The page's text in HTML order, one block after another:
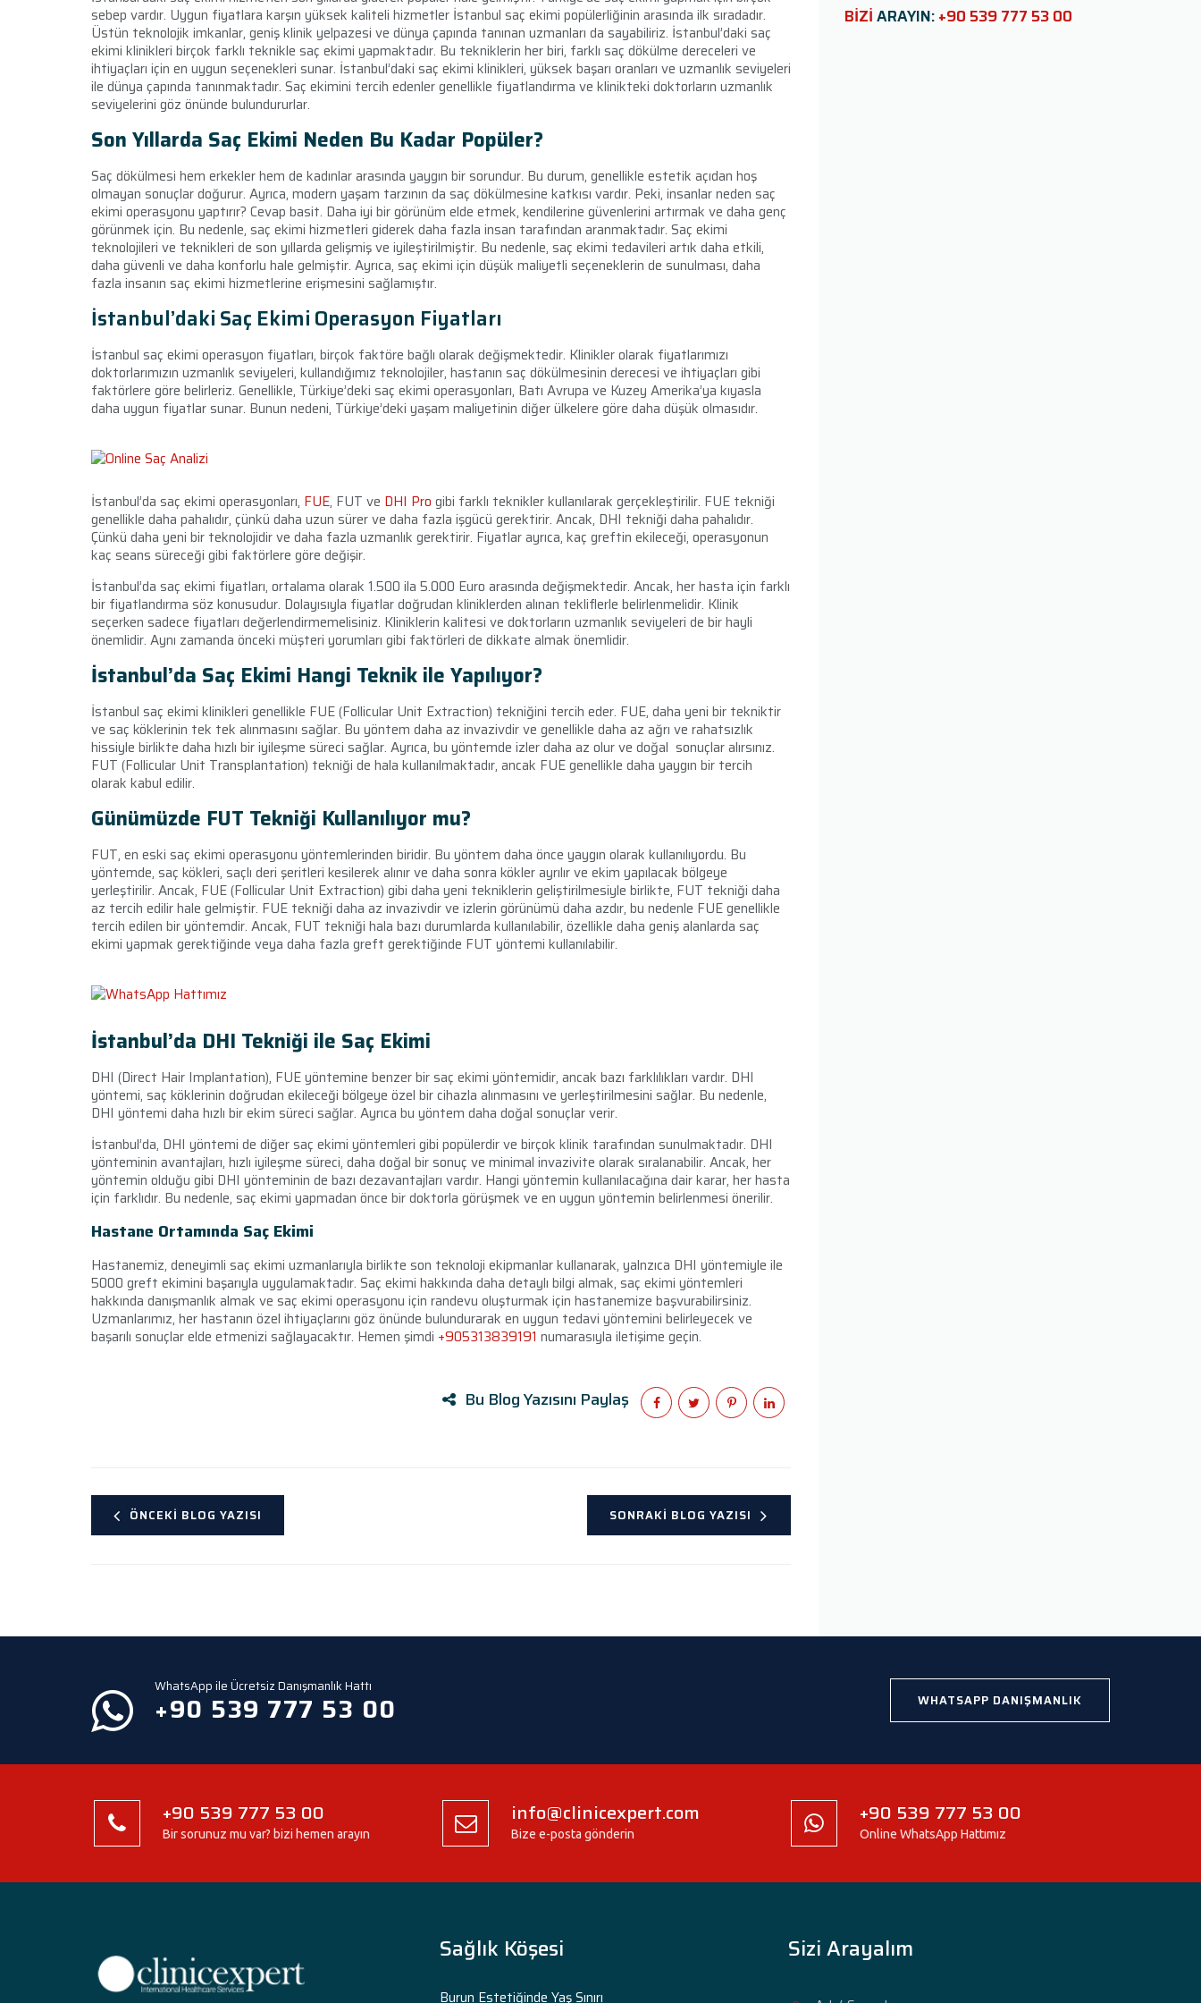
sebep vardır. Uygun fiyatlara karşın yüksek kaliteli hizmetler İstanbul saç ekimi popülerliğinin arasında ilk sıradadır.
Üstün teknolojik imkanlar, geniş klinik yelpazesi ve dünya çapında tanınan uzmanları da sayabiliriz. İstanbul’daki saç
ekimi klinikleri birçok farklı teknikle saç ekimi yapmaktadır. Bu tekniklerin her biri, farklı saç dökülme dereceleri ve
ihtiyaçları için en uygun seçenekleri sunar. İstanbul’daki saç ekimi klinikleri, yüksek başarı oranları ve uzmanlık seviyeleri
ile dünya çapında tanınmaktadır. Saç ekimini tercih edenler genellikle fiyatlandırma ve klinikteki doktorların uzmanlık
seviyelerini göz önünde bulundururlar.
Son Yıllarda Saç Ekimi Neden Bu Kadar Popüler?
Saç dökülmesi hem erkekler hem de kadınlar arasında yaygın bir sorundur. Bu durum, genellikle estetik açıdan hoş
olmayan sonuçlar doğurur. Ayrıca, modern yaşam tarzının da saç dökülmesine katkısı vardır. Peki, insanlar neden saç
ekimi operasyonu yaptırır? Cevap basit. Daha iyi bir görünüm elde etmek, kendilerine güvenlerini artırmak ve daha genç
görünmek için. Bu nedenle, saç ekimi hizmetleri giderek daha fazla insan tarafından aranmaktadır. Saç ekimi
teknolojileri ve teknikleri de son yıllarda gelişmiş ve iyileştirilmiştir. Bu nedenle, saç ekimi tedavileri artık daha etkili,
daha güvenli ve daha konforlu hale gelmiştir. Ayrıca, saç ekimi için düşük maliyetli seçeneklerin de sunulması, daha
fazla insanın saç ekimi hizmetlerine erişmesini sağlamıştır.
İstanbul’daki Saç Ekimi Operasyon Fiyatları
İstanbul saç ekimi operasyon fiyatları, birçok faktöre bağlı olarak değişmektedir. Klinikler olarak fiyatlarımızı
doktorlarımızın uzmanlık seviyeleri, kullandığımız teknolojiler, hastanın saç dökülmesinin derecesi ve ihtiyaçları gibi
faktörlere göre belirleriz. Genellikle, Türkiye’deki saç ekimi operasyonları, Batı Avrupa ve Kuzey Amerika’ya kıyasla
daha uygun fiyatlar sunar. Bunun nedeni, Türkiye’deki yaşam maliyetinin diğer ülkelere göre daha düşük olmasıdır.
İstanbul’da saç ekimi operasyonları, FUE, FUT ve DHI Pro gibi farklı teknikler kullanılarak gerçekleştirilir. FUE tekniği
genellikle daha pahalıdır, çünkü daha uzun sürer ve daha fazla işgücü gerektirir. Ancak, DHI tekniği daha pahalıdır.
Çünkü daha yeni bir teknolojidir ve daha fazla uzmanlık gerektirir. Fiyatlar ayrıca, kaç greftin ekileceği, operasyonun
kaç seans süreceği gibi faktörlere göre değişir.
İstanbul’da saç ekimi fiyatları, ortalama olarak 1.500 ila 5.000 Euro arasında değişmektedir. Ancak, her hasta için farklı
bir fiyatlandırma söz konusudur. Dolayısıyla fiyatlar doğrudan kliniklerden alınan tekliflerle belirlenmelidir. Klinik
seçerken sadece fiyatları değerlendirmemelisiniz. Kliniklerin kalitesi ve doktorların uzmanlık seviyeleri de bir hayli
önemlidir. Aynı zamanda önceki müşteri yorumları gibi faktörleri de dikkate almak önemlidir.
İstanbul’da Saç Ekimi Hangi Teknik ile Yapılıyor?
İstanbul saç ekimi klinikleri genellikle FUE (Follicular Unit Extraction) tekniğini tercih eder. FUE, daha yeni bir tekniktir
ve saç köklerinin tek tek alınmasını sağlar. Bu yöntem daha az invazivdir ve genellikle daha az ağrı ve rahatsızlık
hissiyle birlikte daha hızlı bir iyileşme süreci sağlar. Ayrıca, bu yöntemde izler daha az olur ve doğal sonuçlar alırsınız.
FUT (Follicular Unit Transplantation) tekniği de hala kullanılmaktadır, ancak FUE genellikle daha yaygın bir tercih
olarak kabul edilir.
Günümüzde FUT Tekniği Kullanılıyor mu?
FUT, en eski saç ekimi operasyonu yöntemlerinden biridir. Bu yöntem daha önce yaygın olarak kullanılıyordu. Bu
yöntemde, saç kökleri, saçlı deri şeritleri kesilerek alınır ve daha sonra kökler ayrılır ve ekim yapılacak bölgeye
yerleştirilir. Ancak, FUE (Follicular Unit Extraction) gibi daha yeni tekniklerin geliştirilmesiyle birlikte, FUT tekniği daha
az tercih edilir hale gelmiştir. FUE tekniği daha az invazivdir ve izlerin görünümü daha azdır, bu nedenle FUE genellikle
tercih edilen bir yöntemdir. Ancak, FUT tekniği hala bazı durumlarda kullanılabilir, özellikle daha geniş alanlarda saç
ekimi yapmak gerektiğinde veya daha fazla greft gerektiğinde FUT yöntemi kullanılabilir.
İstanbul’da DHI Tekniği ile Saç Ekimi
DHI (Direct Hair Implantation), FUE yöntemine benzer bir saç ekimi yöntemidir, ancak bazı farklılıkları vardır. DHI
yöntemi, saç köklerinin doğrudan ekileceği bölgeye özel bir cihazla alınmasını ve yerleştirilmesini sağlar. Bu nedenle,
DHI yöntemi daha hızlı bir ekim süreci sağlar. Ayrıca bu yöntem daha doğal sonuçlar verir.
İstanbul’da, DHI yöntemi de diğer saç ekimi yöntemleri gibi popülerdir ve birçok klinik tarafından sunulmaktadır. DHI
yönteminin avantajları, hızlı iyileşme süreci, daha doğal bir sonuç ve minimal invazivite olarak sıralanabilir. Ancak, her
yöntemin olduğu gibi DHI yönteminin de bazı dezavantajları vardır. Hangi yöntemin kullanılacağına dair karar, her hasta
için farklıdır. Bu nedenle, saç ekimi yapmadan önce bir doktorla görüşmek ve en uygun yöntemin belirlenmesi önerilir.
Hastane Ortamında Saç Ekimi
Hastanemiz, deneyimli saç ekimi uzmanlarıyla birlikte son teknoloji ekipmanlar kullanarak, yalnzıca DHI yöntemiyle ile
5000 greft ekimini başarıyla uygulamaktadır. Saç ekimi hakkında daha detaylı bilgi almak, saç ekimi yöntemleri
hakkında danışmanlık almak ve saç ekimi operasyonu için randevu oluşturmak için hastanemize başvurabilirsiniz.
Uzmanlarımız, her hastanın özel ihtiyaçlarını göz önünde bulundurarak en uygun tedavi yöntemini belirleyecek ve
başarılı sonuçlar elde etmenizi sağlayacaktır. Hemen şimdi +905313839191 numarasıyla iletişime geçin.
Bu Blog Yazısını Paylaş
ÖNCEKI BLOG YAZISI SONRAKI BLOG YAZISI
e
lBİZİARAYIN:+90 539 777 53 00
WhatsApp ile Ücretsiz Danışmanlık Hattı
+90 539 777 53 00 WHATSAPP DANIŞMANLIK
+90 539 777 53 00
Bir sorunuz mu var? bizi hemen arayın
info@clinicexpert.com
Bize e-posta gönderin
+90 539 777 53 00
Online WhatsApp Hattımız
Sağlık Köşesi
Burun Estetiğinde Yaş Sınırı
Sizi Arayalım